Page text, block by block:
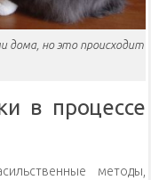
но это происходит
в процессе
методы,